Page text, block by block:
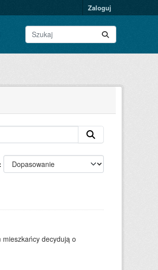
Zaloguj
decydują o